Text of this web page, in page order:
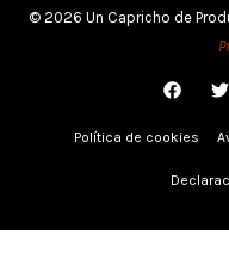
© 2026 Un Capricho de
Política de cookies